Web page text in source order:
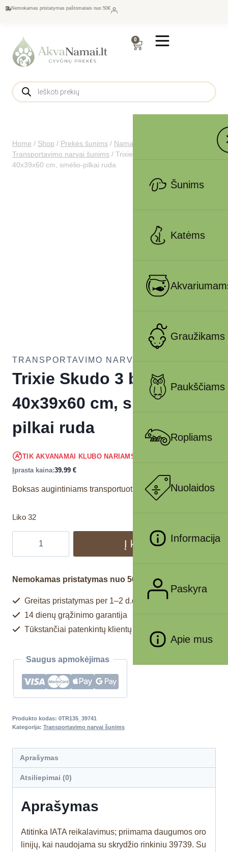
Nemokamas pristatymas paštomatais nuo 50€
0
Šunims
Katėms
Graužikams
Paukščiams
Ropliams
Nuolaidos
Informacija
Paskyra
Apie mus
Home / Shop / Prekės šunims / Namams šunims
Transportavimo narvai šunims / Trixie Skudo 3 boksas, S
40x39x60 cm, smėlio-pilkai ruda
TRANSPORTAVIMO NARVAI ŠUNIMS
Trixie Skudo 3 boksas, S
40x39x60 cm, smėlio-
pilkai ruda
TIK AKVANAMAI KLUBO NARIAMS
Įprasta kaina:39.99 €
Boksas augintiniams transportuoti.
Liko 32
Į krepšelį
Nemokamas pristatymas nuo 50€
Greitas pristatymas per 1–2 d.d.
14 dienų grąžinimo garantija
Tūkstančiai patenkintų klientų
Saugus apmokėjimas
Produkto kodas: 0TR135_39741
Kategorija: Transportavimo narvai šunims
Aprašymas
Atsiliepimai (0)
Aprašymas
Atitinka IATA reikalavimus; priimama daugumos oro
linijų, kai naudojama su skrydžio rinkiniu 39739. Su